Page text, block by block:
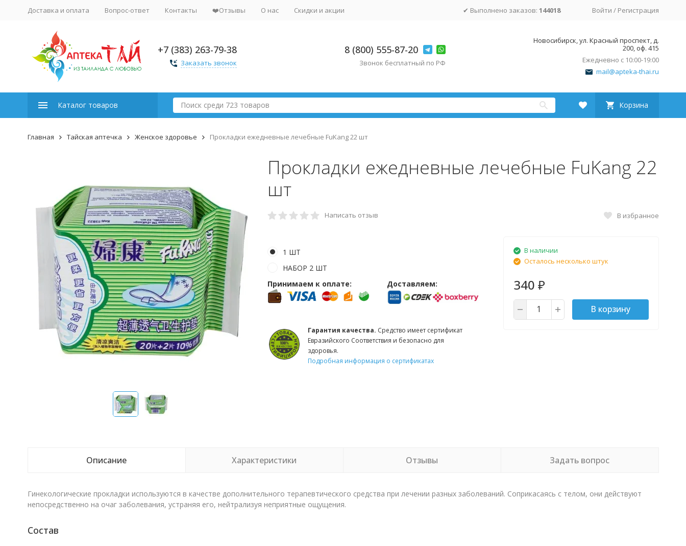
Доставка и оплата Вопрос-ответ Контакты ❤️Отзывы О нас Скидки и акции ✔ Выполнено заказов: 144018 Войти / Регистрация
+7 (383) 263-79-38
Заказать звонок
8 (800) 555-87-20
Звонок бесплатный по РФ
Новосибирск, ул. Красный проспект, д.
200, оф. 415
Ежедневно с 10:00-19:00
mail@apteka-thai.ru
Каталог товаров Корзина
Главная Тайская аптечка Женское здоровье Прокладки ежедневные лечебные FuKang 22 шт
Прокладки ежедневные лечебные FuKang 22
шт
Написать отзыв В избранное
1 ШТ
НАБОР 2 ШТ
Принимаем к оплате:
Доставляем:
Гарантия качества. Средство имеет сертификат
Евразийского Соответствия и безопасно для
здоровья.
Подробная информация о сертификатах
В наличии
Осталось несколько штук
340 ₽
В корзину
Описание Характеристики Отзывы Задать вопрос
Гинекологические прокладки используются в качестве дополнительного терапевтического средства при лечении разных заболеваний. Соприкасаясь с телом, они действуют
непосредственно на очаг заболевания, устраняя его, нейтрализуя неприятные ощущения.
Состав